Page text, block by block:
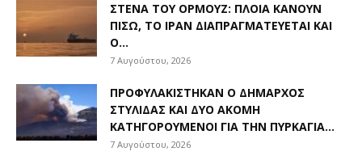
ΣΤΕΝΆ ΤΟΥ ΟΡΜΟΎΖ: ΠΛΟΊΑ ΚΆΝΟΥΝ
ΠΊΣΩ, ΤΟ ΙΡΆΝ ΔΙΑΠΡΑΓΜΑΤΕΎΕΤΑΙ ΚΑΙ
Ο...
7 Αυγούστου, 2026
ΠΡΟΦΥΛΑΚΊΣΤΗΚΑΝ Ο ΔΉΜΑΡΧΟΣ
ΣΤΥΛΊΔΑΣ ΚΑΙ ΔΎΟ ΑΚΌΜΗ
ΚΑΤΗΓΟΡΟΎΜΕΝΟΙ ΓΙΑ ΤΗΝ ΠΥΡΚΑΓΙΆ...
7 Αυγούστου, 2026